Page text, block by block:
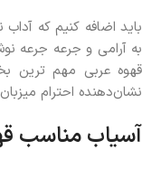
باید اضافه کنیم که
به آرامی و جرعه جرعه
قهوه عربی مهم ترین
نشان‌دهنده احترام
آسیاب مناسب